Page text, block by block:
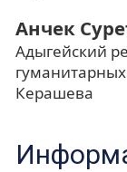
Анчек
Адыгейский
Керашева